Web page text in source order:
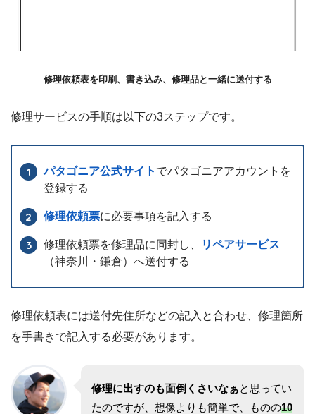
修理依頼表を印刷、書き込み、修理品と一緒に送付する
修理サービスの手順は以下の3ステップです。
パタゴニア公式サイト でパタゴニアアカウントを
登録する
修理依頼票に必要事項を記入する
修理依頼票を修理品に同封し、
リペアサービス
（神奈川・鎌倉）へ送付する
修理依頼表には送付先住所などの記入と合わせ、修理箇所
を手書きで記入する必要があります。
修理に出すのも面倒くさいなぁと思ってい
たのですが、想像よりも簡単で、ものの10